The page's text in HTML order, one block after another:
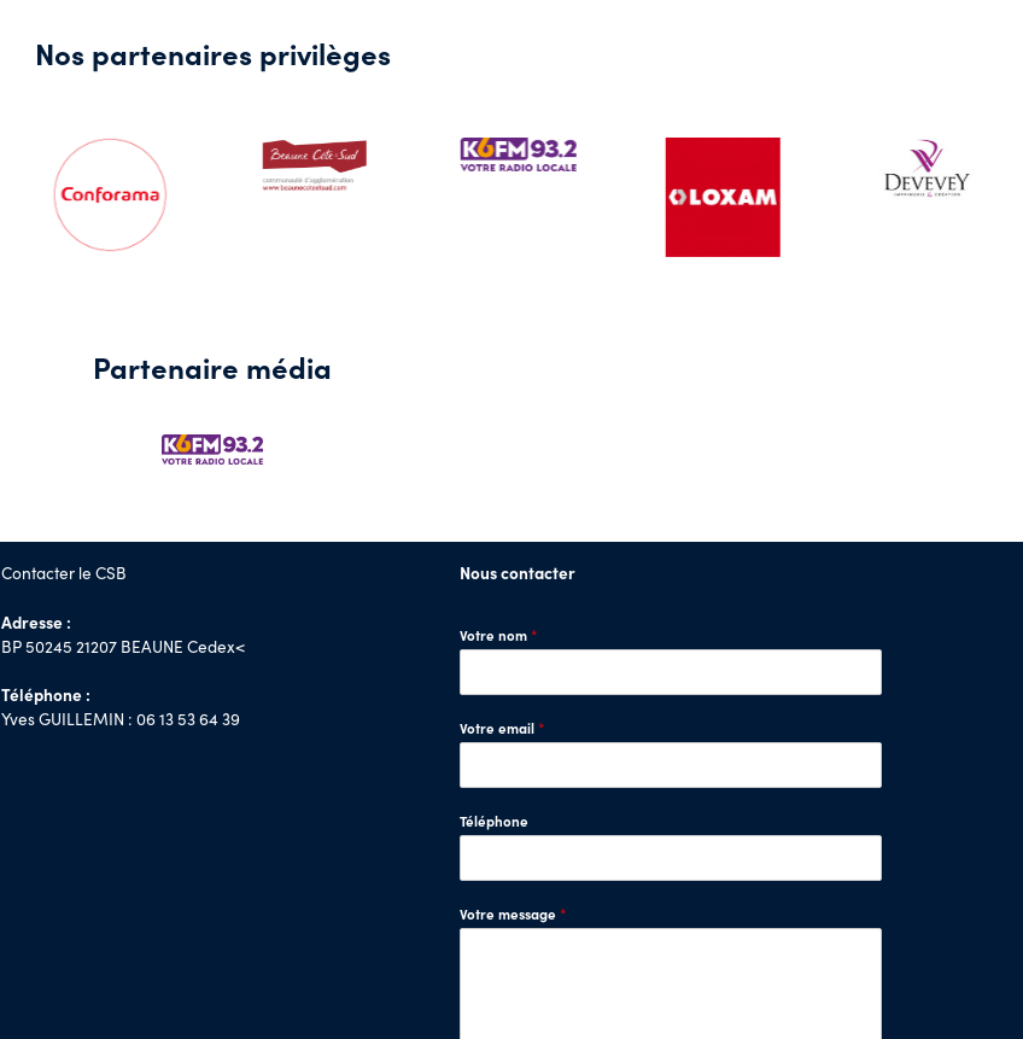
Nos partenaires privilèges
Partenaire média
Contacter le CSB
Adresse :
BP 50245 21207 BEAUNE Cedex<
Téléphone :
Yves GUILLEMIN : 06 13 53 64 39
Nous contacter
Votre nom *
Votre email *
Téléphone
Votre message *